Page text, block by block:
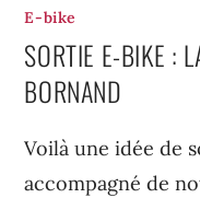
E-bike
SORTIE E-BIKE :
BORNAND
Voilà une idée de
accompagné de